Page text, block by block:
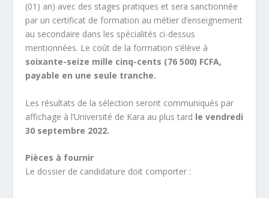
(01) an) avec des stages pratiques et sera sanctionnée
par un certificat de formation au métier d’enseignement
au secondaire dans les spécialités ci-dessus
mentionnées. Le coût de la formation s’élève à
soixante-seize mille cinq-cents (76 500) FCFA,
payable en une seule tranche.
Les résultats de la sélection seront communiqués par
affichage à l’Université de Kara au plus tard le vendredi
30 septembre 2022.
Pièces à fournir
Le dossier de candidature doit comporter :